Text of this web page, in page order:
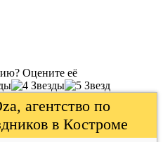
Оцените её
агентство по
в Костроме